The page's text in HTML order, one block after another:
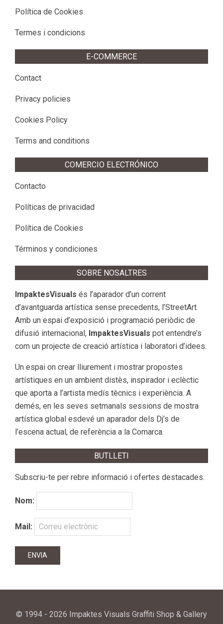
Política de Cookies
Termes i condicions
E-COMMERCE
Contact
Privacy policies
Cookies Policy
Terms and conditions
COMERCIO ELECTRÓNICO
Contacto
Políticas de privacidad
Política de Cookies
Términos y condiciones
SOBRE NOSALTRES
ImpaktesVisuals és l’aparador d’un corrent
d’avantguarda artística sense precedents, l’StreetArt.
Amb un espai d’exposició i programació periòdic de
difusió internacional, ImpaktesVisuals pot entendre’s
com un projecte de creació artística i laboratori d’idees.
Un espai on crear lliurement i mostrar propostes
artístiques en un ambient distès, inspirador i eclèctic
que aporta a l’artista medís tècnics i experiència. A
demés, en les seves setmanals sessions de mostra
artística global esdevé un aparador dels Dj’s de
l’escena actual, de referència a la Comarca.
BUTLLETI
Subscriu-te per rebre informació i ofertes destacades.
Nom:
Mail:
© 1994 - 2026 Impaktes Visuals Graffiti Shop & Gallery